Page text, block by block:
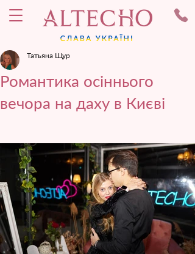
Романтика осіннього
вечора на даху в Києві
Татьяна Щур